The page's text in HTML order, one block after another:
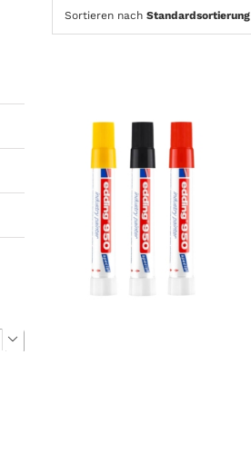
Sortieren nach Standardsortierung
